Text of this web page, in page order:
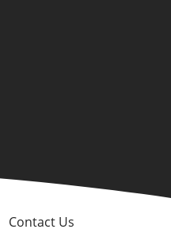
Contact Us